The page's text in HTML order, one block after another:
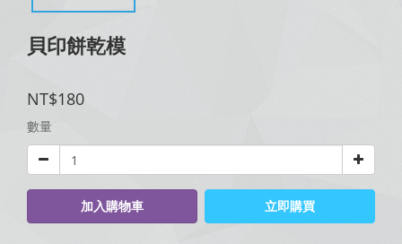
貝印餅乾模
NT$180
數量
加入購物車 立即購買